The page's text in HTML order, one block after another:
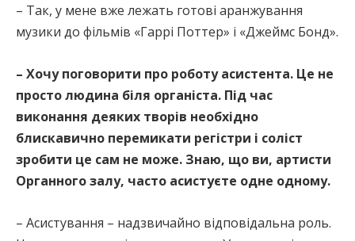
– Так, у мене вже лежать готові аранжування
музики до фільмів «Гаррі Поттер» і «Джеймс Бонд».
– Хочу поговорити про роботу асистента. Це не
просто людина біля органіста. Під час
виконання деяких творів необхідно
блискавично перемикати регістри і соліст
зробити це сам не може. Знаю, що ви, артисти
Органного залу, часто асистуєте одне одному.
– Асистування – надзвичайно відповідальна роль.